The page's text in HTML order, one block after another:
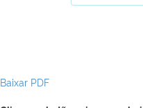
Baixar PDF